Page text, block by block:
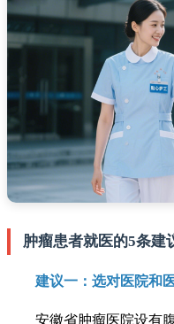
肿瘤患者就医的5条建
建议一：选对医院和
安徽省肿瘤医院设有